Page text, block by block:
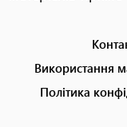
menuВикористання
Політика